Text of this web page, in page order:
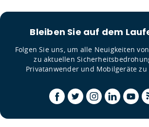
Bleiben Sie auf dem
Folgen Sie uns, um alle Neuigkeiten
zu aktuellen
Privatanwender und Mobilgeräte